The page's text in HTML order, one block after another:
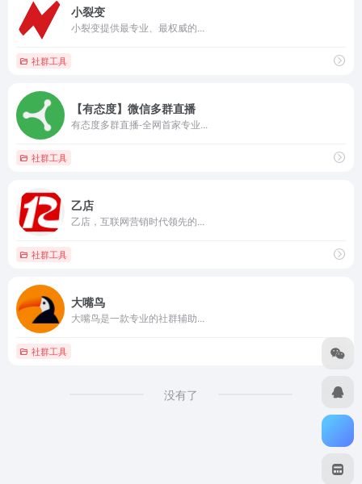
小裂变
小裂变提供最专业、最权威的...
社群工具
【有态度】微信多群直播
有态度多群直播-全网首家专业...
社群工具
乙店
乙店，互联网营销时代领先的...
社群工具
大嘴鸟
大嘴鸟是一款专业的社群辅助...
社群工具
没有了